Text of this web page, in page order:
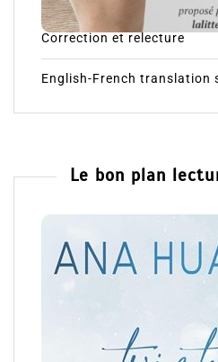
Correction et relecture
English-French translation
Le bon plan